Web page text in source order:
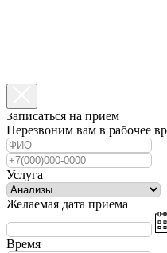
Записаться на прием
Перезвоним вам в рабочее
Услуга
Желаемая дата приема
Время